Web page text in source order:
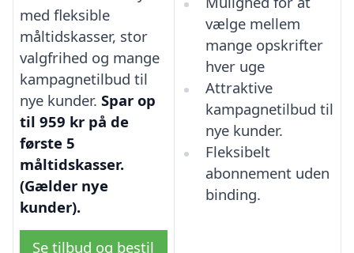
med fleksible
måltidskasser, stor
valgfrihed og mange
kampagnetilbud til
nye kunder. Spar op
til 959 kr på de
første 5
måltidskasser.
(Gælder nye
kunder).
Se tilbud og bestil
vælge mellem
mange opskrifter
hver uge
Attraktive
kampagnetilbud til
nye kunder.
Fleksibelt
abonnement uden
binding.